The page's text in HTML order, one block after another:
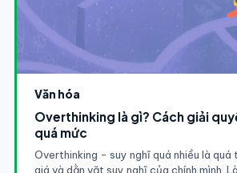
Văn hóa
Overthinking là gì? Cách giải
quá mức
Overthinking - suy nghĩ quá nhiều là quá
giá và dằn vặt suy nghĩ của chính mình.